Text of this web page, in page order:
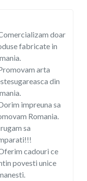
doar
fabricate in
arta
din
impreuna sa
Romania.
sa
cadouri ce
povesti unice